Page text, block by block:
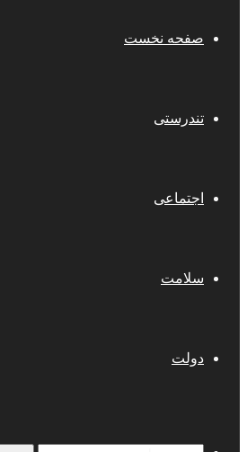
صفحه نخست
تندرستی
اجتماعی
سلامت
دولت